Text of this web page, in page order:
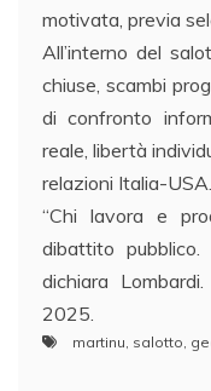
motivata, previa
All’interno del
chiuse, scambi
di confronto
reale, libertà
relazioni Italia-USA.
“Chi lavora e
dibattito pubblico.
dichiara
2025.
martinu salotto